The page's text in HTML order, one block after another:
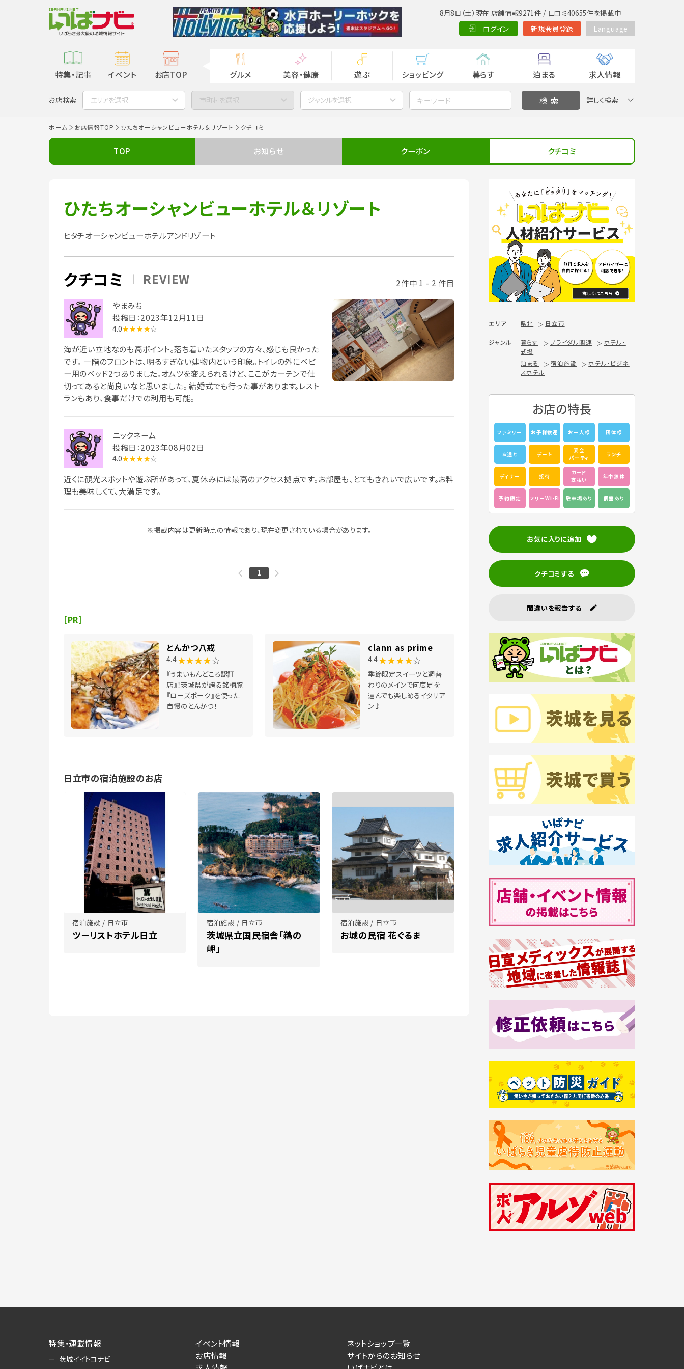
8月8日（土）現在 店舗情報9271件 / 口コミ40655件を掲載中
ログイン
新規会員登録 Language
特集・記事 イベント お店TOP グルメ 美容・健康 遊ぶ ショッピング 暮らす 泊まる 求人情報
お店検索 エリアを選択 市町村を選択 ジャンルを選択 詳しく検索
ホーム お店情報TOP ひたちオーシャンビューホテル＆リゾート クチコミ
TOP お知らせ クーポン クチコミ
ひたちオーシャンビューホテル＆リゾート
ヒタチオーシャンビューホテルアンドリゾート
クチコミ REVIEW
2件中 1 - 2 件目
やまみち
投稿日：2023年12月11日
4.0★★★★☆
海が近い立地なのも高ポイント。落ち着いたスタッフの方々、感じも良かった
です。 一階のフロントは、明るすぎない建物内という印象。トイレの外にベビ
ー用のベッド2つありました。オムツを変えられるけど、ここがカーテンで仕
切ってあると尚良いなと思いました。 結婚式でも行った事があります。レスト
ランもあり、食事だけでの利用も可能。
ニックネーム
投稿日：2023年08月02日
4.0★★★★☆
近くに観光スポットや遊ぶ所があって、夏休みには最高のアクセス拠点です。お部屋も、とてもきれいで広いです。お料
理も美味しくて、大満足です。
※掲載内容は更新時点の情報であり、現在変更されている場合があります。
1
[PR]
とんかつ八戒
4.4★★★★☆
『うまいもんどころ認証
店』！茨城県が誇る銘柄豚
『ローズポーク』を使った
自慢のとんかつ！
clann as prime
4.4★★★★☆
季節限定スイーツと週替
わりのメインで何度足を
運んでも楽しめるイタリア
ン♪
日立市の宿泊施設のお店
宿泊施設 / 日立市
ツーリストホテル日立
宿泊施設 / 日立市
茨城県立国民宿舎「鵜の
岬」
宿泊施設 / 日立市
お城の民宿 花ぐるま
エリア 県北 日立市
ジャンル 暮らす ブライダル関連
ホテル・
式場
泊まる
宿泊施設
ホテル・ビジネ
スホテル
お店の特長
ファミリー お子様歓迎 お一人様 団体様
友達と デート
宴会
パーティ
ランチ
ディナー 接待
カード
支払い
年中無休
予約限定 フリーWi-Fi 駐車場あり 個室あり
お気に入りに追加
クチコミする
間違いを報告する
特集・連載情報
茨城イイトコナビ
イベント情報
お店情報
ネットショップ一覧
サイトからのお知らせ